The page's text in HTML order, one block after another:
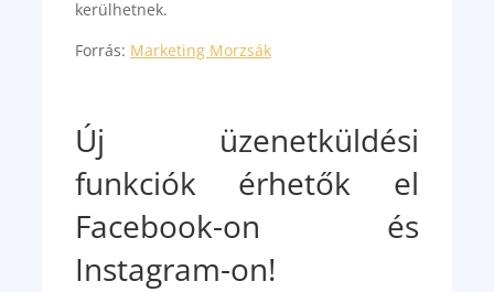
kerülhetnek.
Forrás: Marketing Morzsák
Új üzenetküldési
funkciók érhetők el
Facebook-on és
Instagram-on!